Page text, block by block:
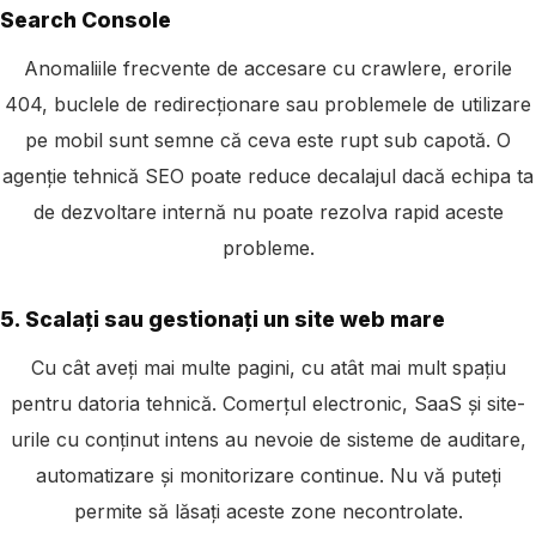
Search Console
Anomaliile frecvente de accesare cu crawlere, erorile
404, buclele de redirecționare sau problemele de utilizare
pe mobil sunt semne că ceva este rupt sub capotă. O
agenție tehnică SEO poate reduce decalajul dacă echipa ta
de dezvoltare internă nu poate rezolva rapid aceste
probleme.
5. Scalați sau gestionați un site web mare
Cu cât aveți mai multe pagini, cu atât mai mult spațiu
pentru datoria tehnică. Comerțul electronic, SaaS și site-
urile cu conținut intens au nevoie de sisteme de auditare,
automatizare și monitorizare continue. Nu vă puteți
permite să lăsați aceste zone necontrolate.